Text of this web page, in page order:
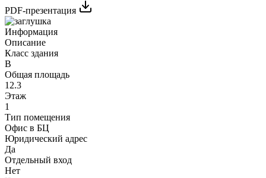
PDF-презентация
Информация
Описание
Класс здания
B
Общая площадь
12.3
Этаж
1
Тип помещения
Офис в БЦ
Юридический адрес
Да
Отдельный вход
Нет